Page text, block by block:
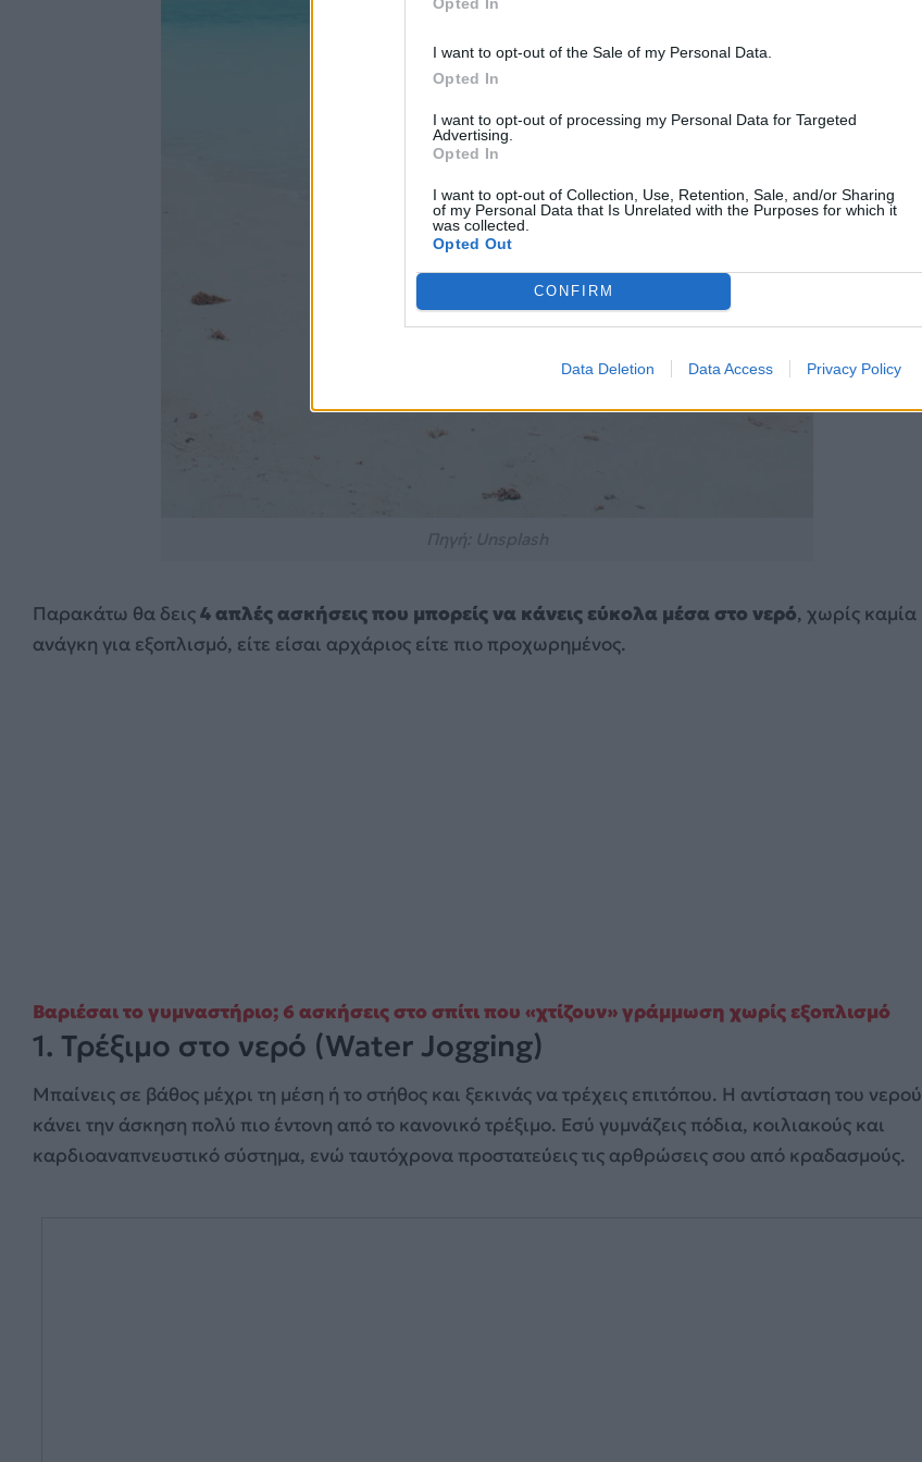
I want to opt-out of the Sale of my Personal Data.
Opted In
I want to opt-out of processing my Personal Data for Targeted
Advertising.
Opted In
I want to opt-out of Collection, Use, Retention, Sale, and/or Sharing
of my Personal Data that Is Unrelated with the Purposes for which it
was collected.
Opted Out
CONFIRM
Data Deletion Data Access Privacy Policy
Παρακάτω θα δεις4 απλές ασκήσεις που μπορείς να κάνεις εύκολα μέσα στο νερό, χωρίς καμία
ανάγκη για εξοπλισμό, είτε είσαι αρχάριος είτε πιο προχωρημένος.
Βαριέσαι το γυμναστήριο; 6 ασκήσεις στο σπίτι που «χτίζουν» γράμμωση χωρίς εξοπλισμό
1. Τρέξιμο στο νερό (Water Jogging)
Μπαίνεις σε βάθος μέχρι τη μέση ή το στήθος και ξεκινάς να τρέχεις επιτόπου. Η αντίσταση του νερού
κάνει την άσκηση πολύ πιο έντονη από το κανονικό τρέξιμο. Εσύ γυμνάζεις πόδια, κοιλιακούς και
καρδιοαναπνευστικό σύστημα, ενώ ταυτόχρονα προστατεύεις τις αρθρώσεις σου από κραδασμούς.